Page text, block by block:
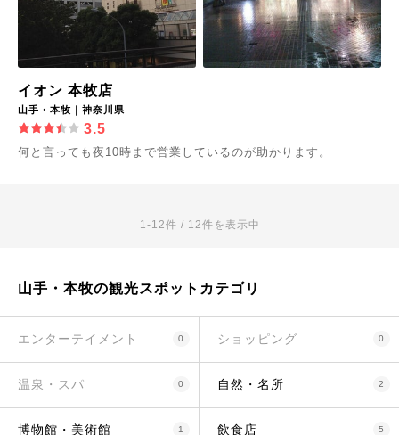
イオン 本牧店
山手・本牧｜神奈川県
3.5
何と言っても夜10時まで営業しているのが助かります。
1-12件 / 12件を表示中
山手・本牧の観光スポットカテゴリ
エンターテイメント 0 ショッピング 0
温泉・スパ 0 自然・名所 2
博物館・美術館 1 飲食店 5